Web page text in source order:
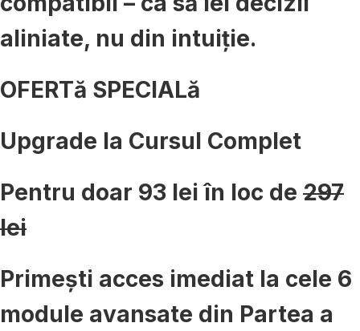
aliniate, nu din intuiție.
OFERTă SPECIALă
Upgrade la Cursul Complet
Pentru doar 93 leiîn loc de 297
lei
Primești acces imediat la cele 6
module avansate din Partea a